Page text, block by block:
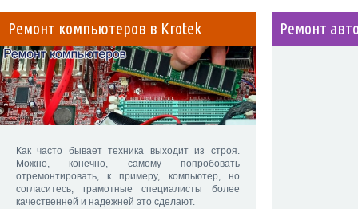
Ремонт компьютеров в Krotek
Как часто бывает техника выходит из строя.
Можно, конечно, самому попробовать
отремонтировать, к примеру, компьютер, но
согласитесь, грамотные специалисты более
качественней и надежней это сделают.
Ремонт